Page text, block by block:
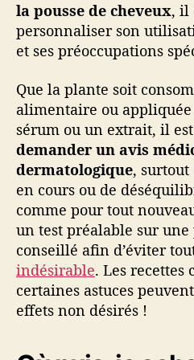
la pousse de cheveux, il
personnaliser son
et ses préoccupations
Que la plante soit
alimentaire ou
sérum ou un extrait, il
demander un avis
dermatologique,
en cours ou de
comme pour tout
un test préalable sur une
conseillé afin d’éviter
indésirable. Les recettes
certaines astuces
effets non désirés !